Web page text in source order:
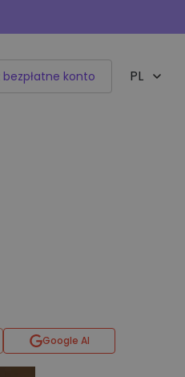
bezpłatne konto PL
Google AI